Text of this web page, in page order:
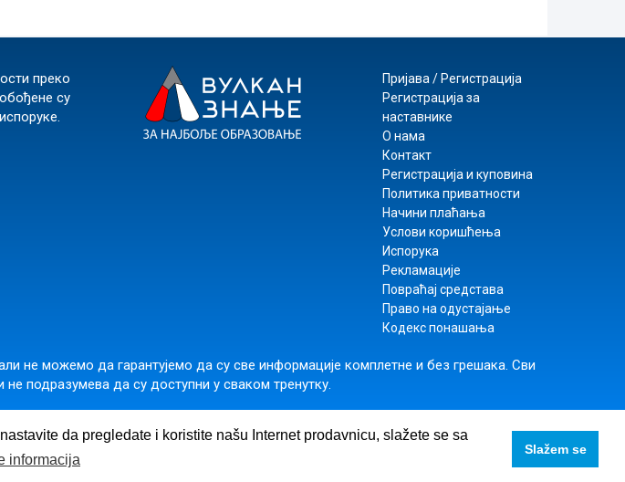
da pregledate i koristite našu Internet prodavnicu, slažete se sa
informacija
Slažem se
преко
су
Пријава / Регистрација
Регистрација за
наставнике
О нама
Контакт
Регистрација и куповина
Политика приватности
Начини плаћања
Услови коришћења
Испорука
Рекламације
Повраћај средстава
Право на одустајање
Кодекс понашања
не можемо да гарантујемо да су све информације комплетне и без грешака. Сви
подразумева да су доступни у сваком тренутку.
д.о.о. | Made in